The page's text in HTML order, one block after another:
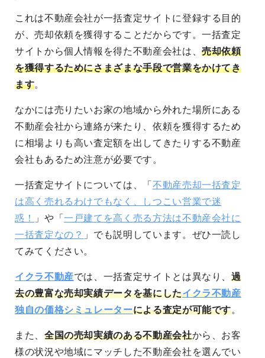
これは不動産会社が一括査定サイトに登録する目的
が、売却依頼を獲得することだからです。一括査定
サイトから個人情報を得た不動産会社は、売却依頼
を獲得するためにさまざまな手段で営業をかけてき
ます。
なかには売りたいお家の地域から外れた場所にある
不動産会社から連絡が来たり、依頼を獲得するため
に相場よりも高い査定額を出してきたりする不動産
会社もあるため注意が必要です。
一括査定サイトについては、「 不動産売却一括査定
は高く売れるわけでもなく、しつこい営業で迷
惑！
」や「一戸建てを高く売る方法は不動産会社に
一括査定なの？ 」でも説明しています。ぜひ一読し
てみてください。
イクラ不動産では、一括査定サイトとは異なり、過
去の豊富な売却実績データを基にしたイクラ不動産
独自の価格シミュレーターによる査定が可能です。
また、 全国の売却実績のある不動産会社から、お客
様の状況や地域にマッチした不動産会社を選んでい